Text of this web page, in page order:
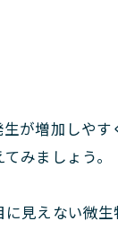
が増加しや
みましょう。
見えない微生